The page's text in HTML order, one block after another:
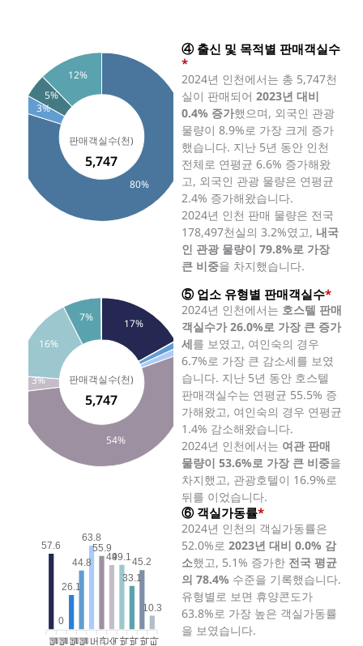
80%
3%
5%
12%
5,747
④ 출신 및 목적별 판매객실수
*
2024년 인천에서는 총 5,747천
실이 판매되어 2023년 대비
0.4% 증가했으며, 외국인 관광
물량이 8.9%로 가장 크게 증가
했습니다. 지난 5년 동안 인천
전체로 연평균 6.6% 증가해왔
고, 외국인 관광 물량은 연평균
2.4% 증가해왔습니다.
2024년 인천 판매 물량은 전국
178,497천실의 3.2%였고, 내국
인 관광 물량이 79.8%로 가장
큰 비중을 차지했습니다.
17%
54%
3%
16%
7%
5,747
⑤ 업소 유형별 판매객실수*
2024년 인천에서는 호스텔 판매
객실수가 26.0%로 가장 큰 증가
세를 보였고, 여인숙의 경우
6.7%로 가장 큰 감소세를 보였
습니다. 지난 5년 동안 호스텔
판매객실수는 연평균 55.5% 증
가해왔고, 여인숙의 경우 연평균
1.4% 감소해왔습니다.
2024년 인천에서는 여관 판매
물량이 53.6%로 가장 큰 비중을
차지했고, 관광호텔이 16.9%로
뒤를 이었습니다.
57.6
0
26.1
44.8
63.8
55.9
4949.1
33.1
45.2
10.3
⑥ 객실가동률*
2024년 인천의 객실가동률은
52.0%로 2023년 대비 0.0% 감
소했고, 5.1% 증가한 전국 평균
의 78.4% 수준을 기록했습니다.
유형별로 보면 휴양콘도가
63.8%로 가장 높은 객실가동률
을 보였습니다.